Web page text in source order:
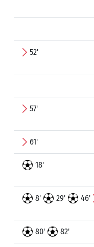
52'
57'
61'
18'
8' 29' 46'
80' 82'